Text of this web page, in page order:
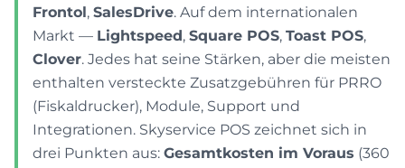
Frontol, SalesDrive. Auf dem internationalen
Markt — Lightspeed, Square POS, Toast POS,
Clover. Jedes hat seine Stärken, aber die meisten
enthalten versteckte Zusatzgebühren für PRRO
(Fiskaldrucker), Module, Support und
Integrationen. Skyservice POS zeichnet sich in
drei Punkten aus: Gesamtkosten im Voraus (360